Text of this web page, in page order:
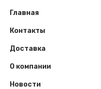
Главная
Контакты
Доставка
О компании
Новости